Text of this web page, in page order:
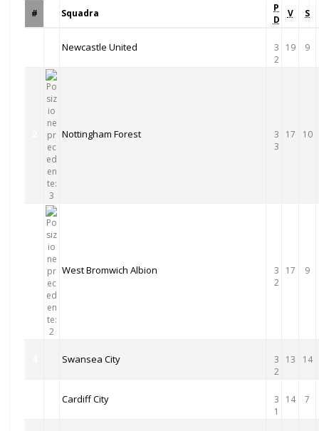
# Squadra
P
D
V S
Newcastle United
3
2
19 9
Nottingham Forest
3
3
17 10
West Bromwich Albion
3
2
17 9
Swansea City
3
2
13 14
Cardiff City
3
1
14 7